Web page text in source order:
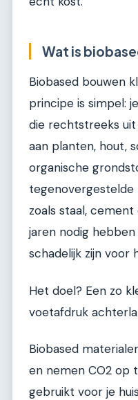
Wat is
Biobased bouwen
principe is simpel:
die rechtstreeks
aan planten, hout,
organische
tegenovergestelde
zoals staal,
jaren nodig
schadelijk zijn voor
Het doel? Een zo
voetafdruk
Biobased
en nemen CO2 op
gebruikt voor je